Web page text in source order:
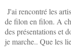
J'ai rencontré les
de filon en filon. A
des présentations et
je marche.. Que les